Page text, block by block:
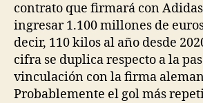
contrato que firmará con
ingresar 1.100 millones de
decir, 110 kilos al año desde
cifra se duplica respecto a la
vinculación con la firma
Probablemente el gol más